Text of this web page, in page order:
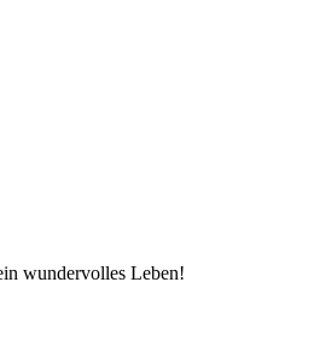
wundervolles Leben!